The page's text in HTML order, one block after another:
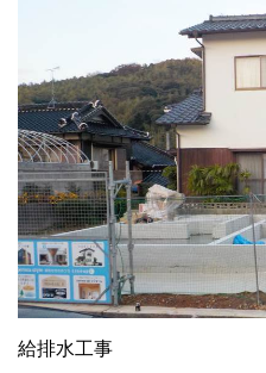
給排水工事